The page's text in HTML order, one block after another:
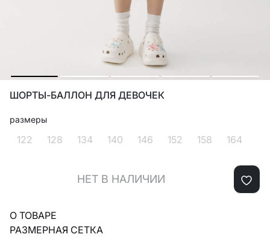
ШОРТЫ-БАЛЛОН ДЛЯ ДЕВОЧЕК
размеры
122 128 134 140 146 152 158 164
НЕТ В НАЛИЧИИ
О ТОВАРЕ
РАЗМЕРНАЯ СЕТКА